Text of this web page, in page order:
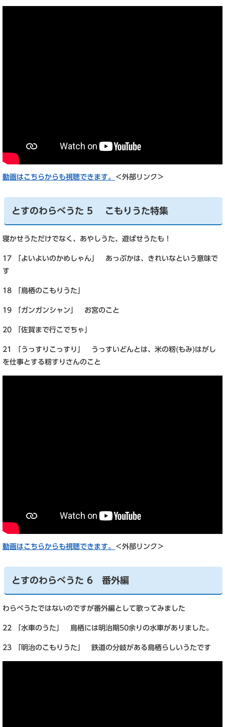
動画はこちらからも視聴できます。 ＜外部リンク＞
とすのわらべうた 5 こもりうた特集
寝かせうただけでなく、あやしうた、遊ばせうたも！
17 「よいよいのかめしゃん」 あっぷかは、きれいなという意味で
す
18 「鳥栖のこもりうた」
19 「ガンガンシャン」 お宮のこと
20 「佐賀まで行こでちゃ」
21 「うっすりこっすり」 うっすいどんとは、米の籾(もみ)はがし
を仕事とする籾すりさんのこと
動画はこちらからも視聴できます。 ＜外部リンク＞
とすのわらべうた 6 番外編
わらべうたではないのですが番外編として歌ってみました
22 「水車のうた」 鳥栖には明治期50余りの水車がありました。
23 「明治のこもりうた」 鉄道の分岐がある鳥栖らしいうたです